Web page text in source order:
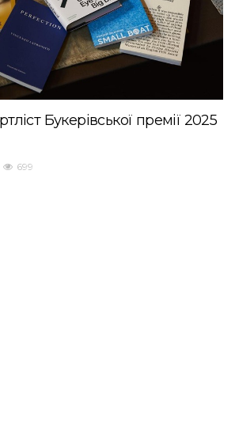
Букерівської премії 2025
699